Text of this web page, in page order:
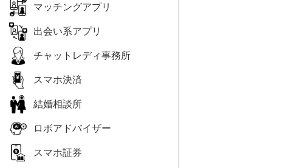
マッチングアプリ
出会い系アプリ
チャットレディ事務所
スマホ決済
結婚相談所
ロボアドバイザー
スマホ証券